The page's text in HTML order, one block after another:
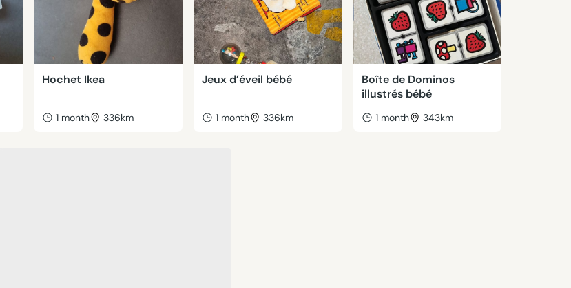
Hochet Ikea
1 month 336km
Jeux d’éveil bébé
1 month 336km
Boîte de Dominos
illustrés bébé
1 month 343km